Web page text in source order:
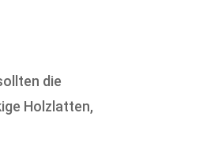
die
Holzlatten,